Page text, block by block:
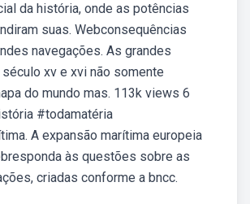
da história, onde as potências
suas. Webconsequências
navegações. As grandes
xv e xvi não somente
do mundo mas. 113k views 6
#todamatéria
A expansão marítima europeia
às questões sobre as
criadas conforme a bncc.